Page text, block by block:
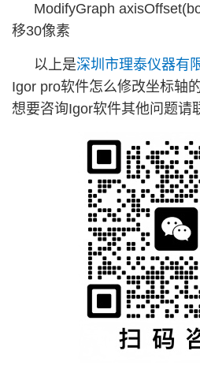
ModifyGraph
移30像素
以上是深圳市理泰仪器有
Igor pro软件怎么修改坐标轴
想要咨询Igor软件其他问题请